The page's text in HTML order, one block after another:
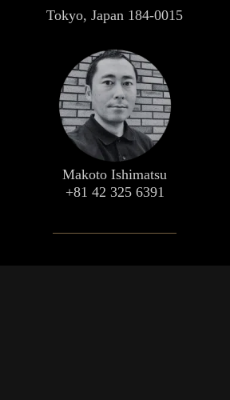
Tokyo, Japan 184-0015
Makoto Ishimatsu
+81 42 325 6391